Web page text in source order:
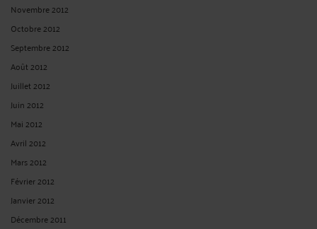
Novembre 2012
Octobre 2012
Septembre 2012
Août 2012
Juillet 2012
Juin 2012
Mai 2012
Avril 2012
Mars 2012
Février 2012
Janvier 2012
Décembre 2011